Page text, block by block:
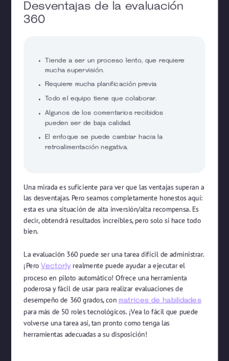
Desventajas de la evaluación
360
Tiende a ser un proceso lento, que requiere
mucha supervisión.
Requiere mucha planificación previa
Todo el equipo tiene que colaborar.
Algunos de los comentarios recibidos
pueden ser de baja calidad.
El enfoque se puede cambiar hacia la
retroalimentación negativa.
Una mirada es suficiente para ver que las ventajas superan a
las desventajas. Pero seamos completamente honestos aquí:
esta es una situación de alta inversión/alta recompensa. Es
decir, obtendrá resultados increíbles, pero solo si hace todo
bien.
La evaluación 360 puede ser una tarea difícil de administrar.
¡PeroVectorly realmente puede ayudar a ejecutar el
proceso en piloto automático! Ofrece una herramienta
poderosa y fácil de usar para realizar evaluaciones de
desempeño de 360 grados, con matrices de habilidades
para más de 50 roles tecnológicos. ¡Vea lo fácil que puede
volverse una tarea así, tan pronto como tenga las
herramientas adecuadas a su disposición!